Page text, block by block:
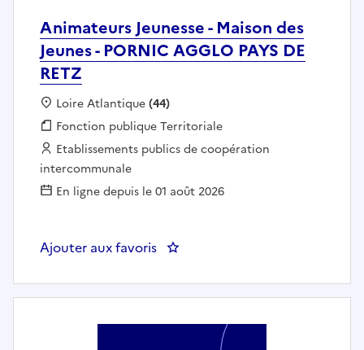
Animateurs Jeunesse - Maison des
Jeunes - PORNIC AGGLO PAYS DE
RETZ
Localisation :
Loire Atlantique(44)
Fonction publique :
Fonction publique Territoriale
Employeur :
Etablissements publics de coopération
intercommunale
En ligne depuis le 01 août 2026
Ajouter aux favoris : Animateurs Jeunesse - Maison